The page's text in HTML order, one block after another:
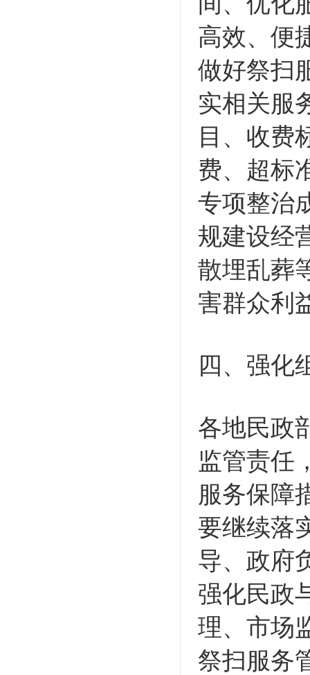
高效、便
做好祭扫
实相关服
目、收费
费、超标
专项整治
规建设经
散埋乱葬
害群众利
四、强化
各地民政
监管责任
服务保障
要继续落
导、政府
强化民政
理、市场
祭扫服务